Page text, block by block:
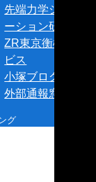
先端力学シミュレ
ーション研究所
ZR東京衡機サー
ビス
小塚ブログ
外部通報窓口
グ